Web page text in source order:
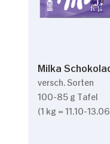
Milka
versch. Sorten
100-85 g Tafel
(1 kg = 11.10-